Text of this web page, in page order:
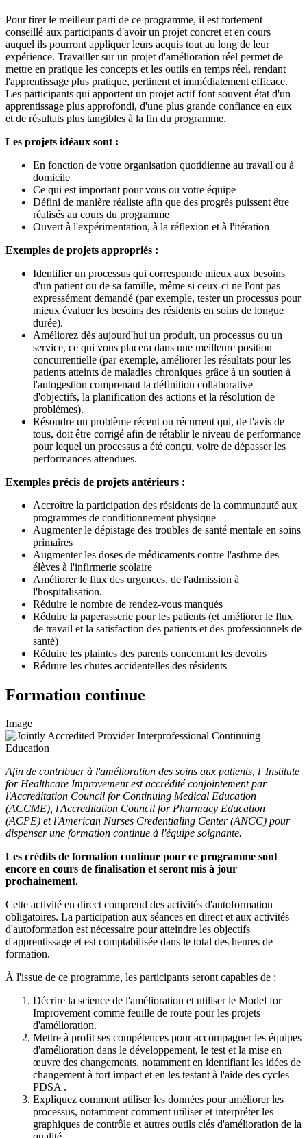
Pour tirer le meilleur parti de ce programme, il est fortement
conseillé aux participants d'avoir un projet concret et en cours
auquel ils pourront appliquer leurs acquis tout au long de leur
expérience. Travailler sur un projet d'amélioration réel permet de
mettre en pratique les concepts et les outils en temps réel, rendant
l'apprentissage plus pratique, pertinent et immédiatement efficace.
Les participants qui apportent un projet actif font souvent état d'un
apprentissage plus approfondi, d'une plus grande confiance en eux
et de résultats plus tangibles à la fin du programme.
Les projets idéaux sont :
En fonction de votre organisation quotidienne au travail ou à
domicile
Ce qui est important pour vous ou votre équipe
Défini de manière réaliste afin que des progrès puissent être
réalisés au cours du programme
Ouvert à l'expérimentation, à la réflexion et à l'itération
Exemples de projets appropriés :
Identifier un processus qui corresponde mieux aux besoins
d'un patient ou de sa famille, même si ceux-ci ne l'ont pas
expressément demandé (par exemple, tester un processus pour
mieux évaluer les besoins des résidents en soins de longue
durée).
Améliorez dès aujourd'hui un produit, un processus ou un
service, ce qui vous placera dans une meilleure position
concurrentielle (par exemple, améliorer les résultats pour les
patients atteints de maladies chroniques grâce à un soutien à
l'autogestion comprenant la définition collaborative
d'objectifs, la planification des actions et la résolution de
problèmes).
Résoudre un problème récent ou récurrent qui, de l'avis de
tous, doit être corrigé afin de rétablir le niveau de performance
pour lequel un processus a été conçu, voire de dépasser les
performances attendues.
Exemples précis de projets antérieurs :
Accroître la participation des résidents de la communauté aux
programmes de conditionnement physique
Augmenter le dépistage des troubles de santé mentale en soins
primaires
Augmenter les doses de médicaments contre l'asthme des
élèves à l'infirmerie scolaire
Améliorer le flux des urgences, de l'admission à
l'hospitalisation.
Réduire le nombre de rendez-vous manqués
Réduire la paperasserie pour les patients (et améliorer le flux
de travail et la satisfaction des patients et des professionnels de
santé)
Réduire les plaintes des parents concernant les devoirs
Réduire les chutes accidentelles des résidents
Formation continue
Image
Afin de contribuer à l'amélioration des soins aux patients, l' Institute
for Healthcare Improvement est accrédité conjointement par
l'Accreditation Council for Continuing Medical Education
(ACCME), l'Accreditation Council for Pharmacy Education
(ACPE) et l'American Nurses Credentialing Center (ANCC) pour
dispenser une formation continue à l'équipe soignante.
Les crédits de formation continue pour ce programme sont
encore en cours de finalisation et seront mis à jour
prochainement.
Cette activité en direct comprend des activités d'autoformation
obligatoires. La participation aux séances en direct et aux activités
d'autoformation est nécessaire pour atteindre les objectifs
d'apprentissage et est comptabilisée dans le total des heures de
formation.
À l'issue de ce programme, les participants seront capables de :
Décrire la science de l'amélioration et utiliser le Model for
Improvement comme feuille de route pour les projets
d'amélioration.
Mettre à profit ses compétences pour accompagner les équipes
d'amélioration dans le développement, le test et la mise en
œuvre des changements, notamment en identifiant les idées de
changement à fort impact et en les testant à l'aide des cycles
PDSA .
Expliquez comment utiliser les données pour améliorer les
processus, notamment comment utiliser et interpréter les
graphiques de contrôle et autres outils clés d'amélioration de la